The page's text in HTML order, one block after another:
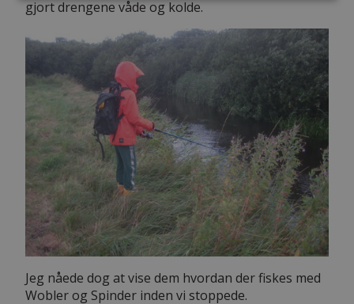
gjort drengene våde og kolde.
Jeg nåede dog at vise dem hvordan der fiskes med
Wobler og Spinder inden vi stoppede.